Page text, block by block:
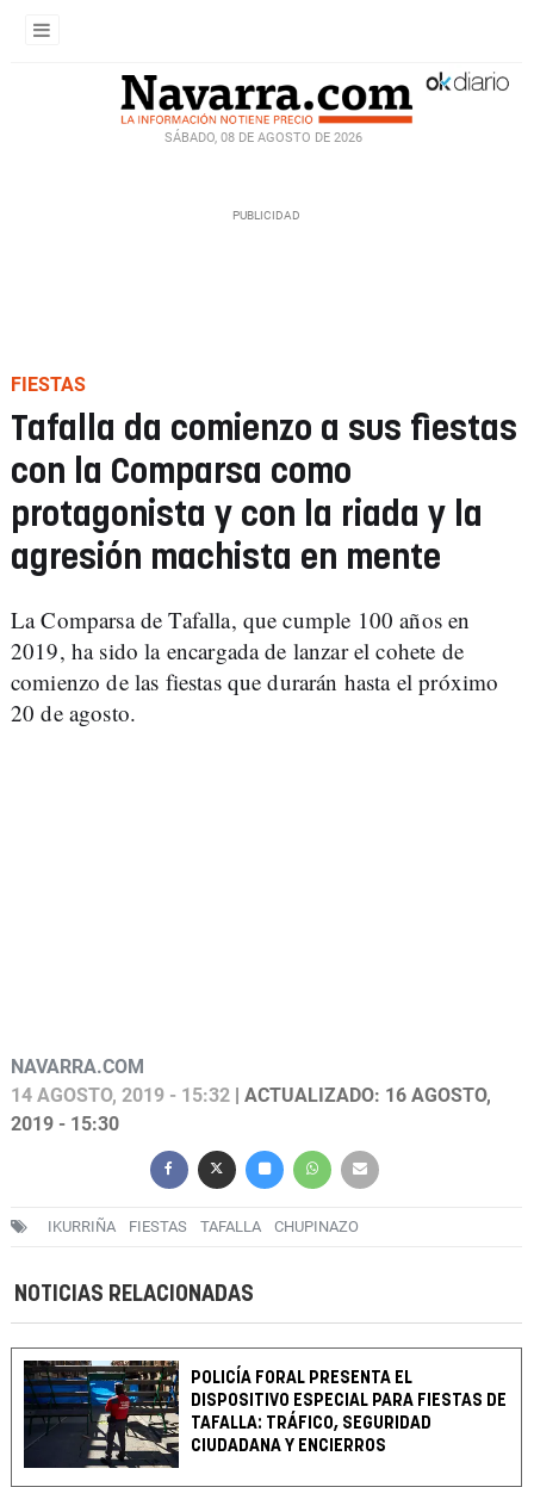
SÁBADO, 08 DE AGOSTO DE 2026
FIESTAS
Tafalla da comienzo a sus fiestas
con la Comparsa como
protagonista y con la riada y la
agresión machista en mente
La Comparsa de Tafalla, que cumple 100 años en
2019, ha sido la encargada de lanzar el cohete de
comienzo de las fiestas que durarán hasta el próximo
20 de agosto.
NAVARRA.COM
14 AGOSTO, 2019 - 15:32 | ACTUALIZADO: 16 AGOSTO,
2019 - 15:30
IKURRIÑA FIESTAS TAFALLA CHUPINAZO
NOTICIAS RELACIONADAS
POLICÍA FORAL PRESENTA EL
DISPOSITIVO ESPECIAL PARA FIESTAS DE
TAFALLA: TRÁFICO, SEGURIDAD
CIUDADANA Y ENCIERROS